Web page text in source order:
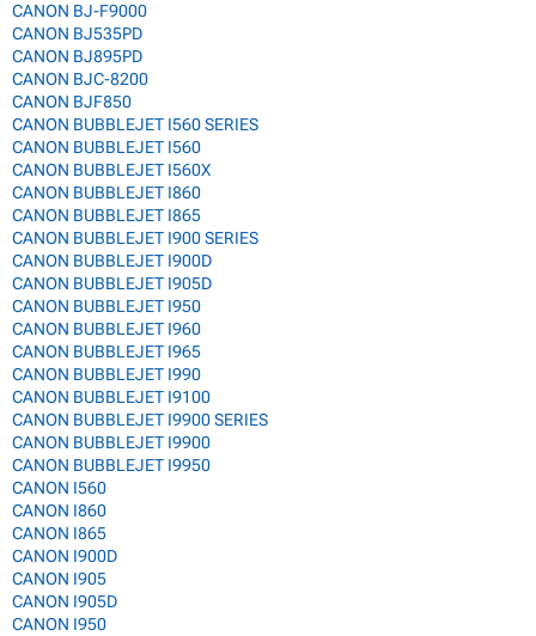
CANON BJ-F9000
CANON BJ535PD
CANON BJ895PD
CANON BJC-8200
CANON BJF850
CANON BUBBLEJET I560 SERIES
CANON BUBBLEJET I560
CANON BUBBLEJET I560X
CANON BUBBLEJET I860
CANON BUBBLEJET I865
CANON BUBBLEJET I900 SERIES
CANON BUBBLEJET I900D
CANON BUBBLEJET I905D
CANON BUBBLEJET I950
CANON BUBBLEJET I960
CANON BUBBLEJET I965
CANON BUBBLEJET I990
CANON BUBBLEJET I9100
CANON BUBBLEJET I9900 SERIES
CANON BUBBLEJET I9900
CANON BUBBLEJET I9950
CANON I560
CANON I860
CANON I865
CANON I900D
CANON I905
CANON I905D
CANON I950